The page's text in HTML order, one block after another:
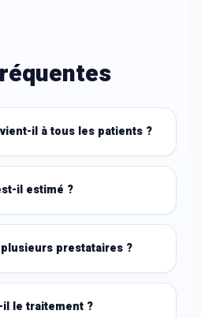
il à tous les patients ?
il estimé ?
prestataires ?
le traitement ?